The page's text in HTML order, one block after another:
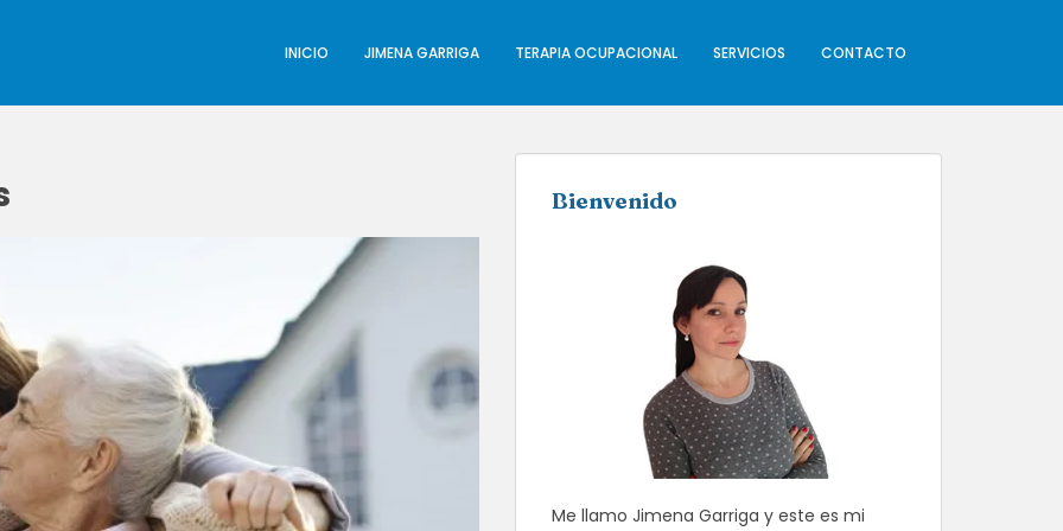
INICIO JIMENA GARRIGA TERAPIA OCUPACIONAL SERVICIOS CONTACTO
Bienvenido
Me llamo Jimena Garriga y este es mi